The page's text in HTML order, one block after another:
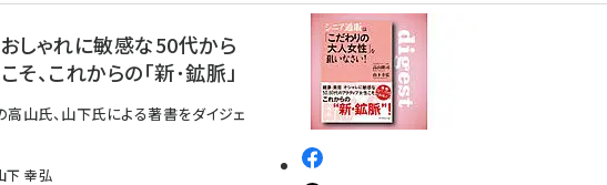
おしゃれに敏感な50代から
そ、これからの「新･鉱脈」
山氏、山下氏による著書をダイジェ
下 幸弘